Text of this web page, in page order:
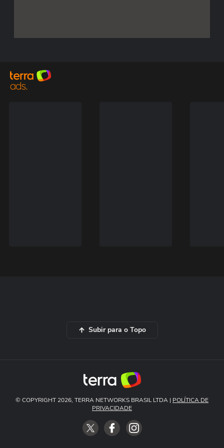
Subir para o Topo
© COPYRIGHT 2026, TERRA NETWORKS BRASIL LTDA | POLÍTICA DE
PRIVACIDADE